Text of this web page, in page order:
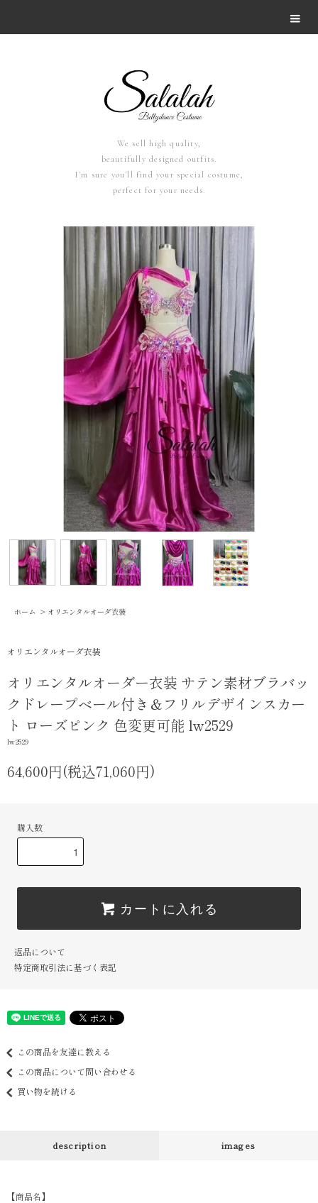
We sell high quality,
beautifully designed outfits.
I'm sure you'll find your special costume,
perfect for your needs.
ホーム > オリエンタルオーダ衣装
オリエンタルオーダ衣装
オリエンタルオーダー衣装 サテン素材ブラバッ
クドレープベール付き＆フリルデザインスカー
ト ローズピンク 色変更可能 lw2529
lw2529
64,600円(税込71,060円)
購入数
カートに入れる
返品について
特定商取引法に基づく表記
この商品を友達に教える
この商品について問い合わせる
買い物を続ける
description images
【商品名】